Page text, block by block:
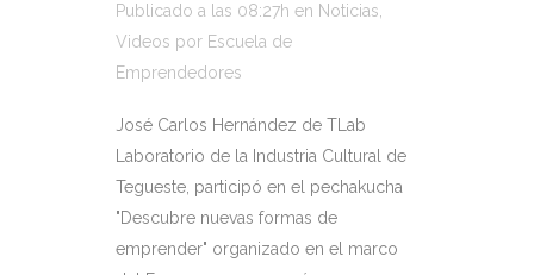
Publicado a las 08:27h en Noticias
Videos por Escuela de
Emprendedores
José Carlos Hernández de TLab
Laboratorio de la Industria Cultural de
Tegueste, participó en el pechakucha
"Descubre nuevas formas de
emprender" organizado en el marco